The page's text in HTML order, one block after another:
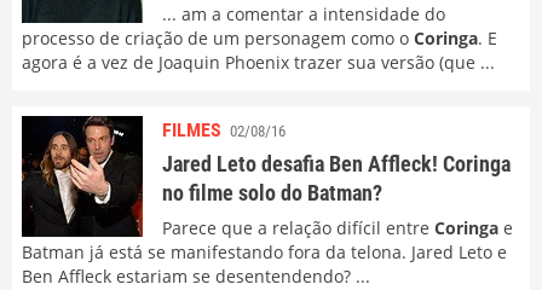
... am a comentar a intensidade do
processo de criação de um personagem como o Coringa. E
agora é a vez de Joaquin Phoenix trazer sua versão (que ...
FILMES 02/08/16
Jared Leto desafia Ben Affleck! Coringa
no filme solo do Batman?
Parece que a relação difícil entre Coringa e
Batman já está se manifestando fora da telona. Jared Leto e
Ben Affleck estariam se desentendendo? ...